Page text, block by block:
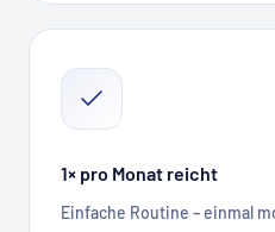
1× pro Monat reicht
Einfache Routine – einmal